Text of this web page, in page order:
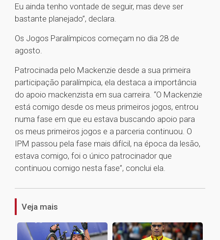
Eu ainda tenho vontade de seguir, mas deve ser
bastante planejado”, declara.
Os Jogos Paralímpicos começam no dia 28 de
agosto.
Patrocinada pelo Mackenzie desde a sua primeira
participação paralímpica, ela destaca a importância
do apoio mackenzista em sua carreira. “O Mackenzie
está comigo desde os meus primeiros jogos, entrou
numa fase em que eu estava buscando apoio para
os meus primeiros jogos e a parceria continuou. O
IPM passou pela fase mais difícil, na época da lesão,
estava comigo, foi o único patrocinador que
continuou comigo nesta fase”, conclui ela.
1
Veja mais